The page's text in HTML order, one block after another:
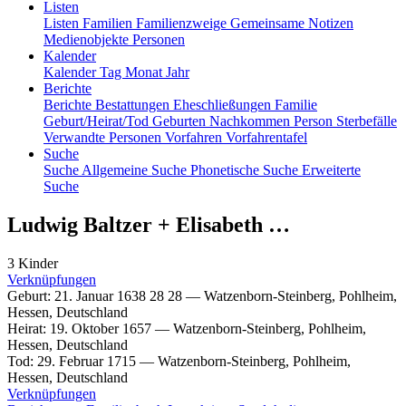
Listen
Listen Familien Familienzweige Gemeinsame Notizen
Medienobjekte Personen
Kalender
KalenderTag Monat Jahr
Berichte
Berichte Bestattungen Eheschließungen Familie
Geburt/Heirat/Tod Geburten Nachkommen Person Sterbefälle
Verwandte Personen Vorfahren Vorfahrentafel
Suche
Suche Allgemeine Suche Phonetische Suche Erweiterte
Suche
Ludwig Baltzer + Elisabeth …
3 Kinder
Verknüpfungen
Geburt: 21. Januar 1638 28 28 — Watzenborn-Steinberg, Pohlheim,
Hessen, Deutschland
Heirat: 19. Oktober 1657 — Watzenborn-Steinberg, Pohlheim,
Hessen, Deutschland
Tod: 29. Februar 1715 — Watzenborn-Steinberg, Pohlheim,
Hessen, Deutschland
Verknüpfungen